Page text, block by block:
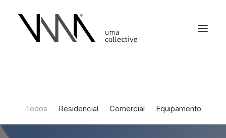
Todos Residencial Comercial Equipamento